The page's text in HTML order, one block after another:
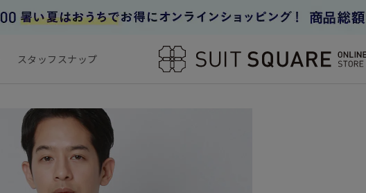
スタッフスナップ